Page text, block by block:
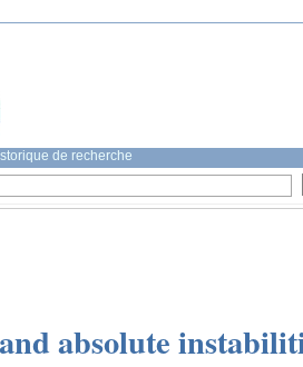
de recherche
absolute